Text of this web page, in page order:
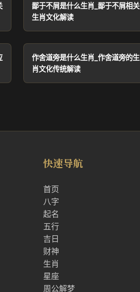
鄙于不屑是什么生肖_鄙于不屑相关
生肖文化解读
作舍道旁是什么生肖_作舍道旁的生
肖文化传统解读
快速导航
首页
八字
起名
五行
吉日
财神
生肖
星座
周公解梦